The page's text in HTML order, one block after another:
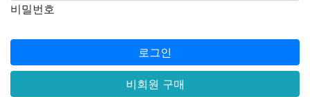
비밀번호
로그인
비회원 구매